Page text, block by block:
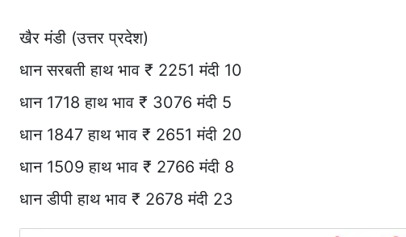
खैर मंडी (उत्तर प्रदेश)
धान सरबती हाथ भाव ₹ 2251 मंदी 10
धान 1718 हाथ भाव ₹ 3076 मंदी 5
धान 1847 हाथ भाव ₹ 2651 मंदी 20
धान 1509 हाथ भाव ₹ 2766 मंदी 8
धान डीपी हाथ भाव ₹ 2678 मंदी 23